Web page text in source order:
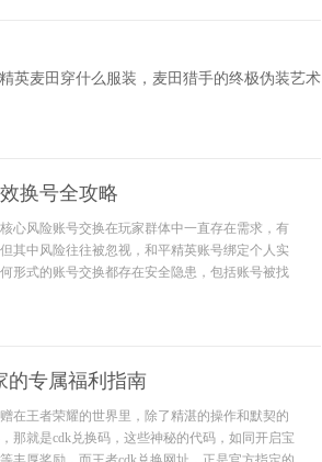
英麦田穿什么服装，麦田猎手的终极伪装艺术
换号全攻略
心风险账号交换在玩家群体中一直存在需求，有
其中风险往往被忽视，和平精英账号绑定个人实
形式的账号交换都存在安全隐患，包括账号被找
的专属福利指南
在王者荣耀的世界里，除了精湛的操作和默契的
那就是cdk兑换码，这些神秘的代码，如同开启宝